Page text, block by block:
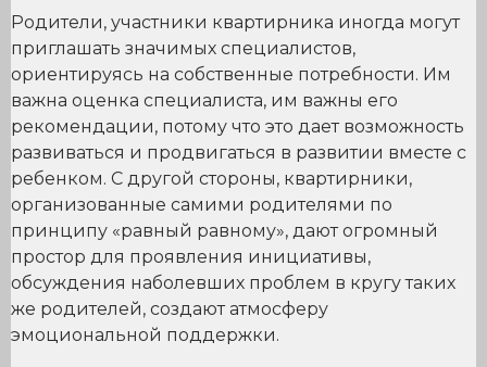
Родители, участники квартирника иногда могут
приглашать значимых специалистов,
ориентируясь на собственные потребности. Им
важна оценка специалиста, им важны его
рекомендации, потому что это дает возможность
развиваться и продвигаться в развитии вместе с
ребенком. С другой стороны, квартирники,
организованные самими родителями по
принципу «равный равному», дают огромный
простор для проявления инициативы,
обсуждения наболевших проблем в кругу таких
же родителей, создают атмосферу
эмоциональной поддержки.